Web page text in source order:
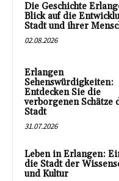
Die Geschichte
Blick auf die
Stadt und ihrer
02.08.2026
Erlangen
Sehenswürdigkeiten:
Entdecken Sie die
verborgenen Schätze
Stadt
31.07.2026
Leben in Erlangen:
die Stadt der
und Kultur